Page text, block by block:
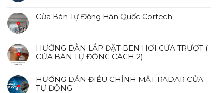
Cửa Bán Tự Động Hàn Quốc Cortech
HƯỚNG DẪN LẮP ĐẶT BEN HƠI CỬA TRƯỢT (
CỬA BÁN TỰ ĐỘNG CÁCH 2)
HƯỚNG DẪN ĐIỀU CHỈNH MẮT RADAR CỬA
TỰ ĐỘNG